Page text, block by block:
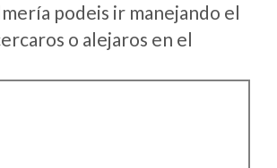
podeis ir manejando el
o alejaros en el